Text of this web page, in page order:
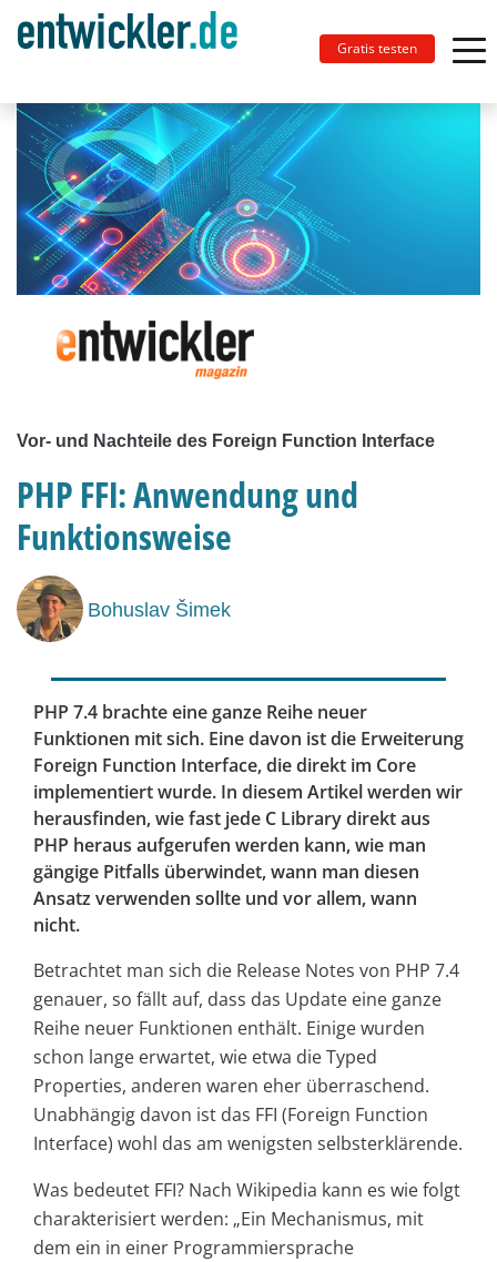
Gratis testen
Vor- und Nachteile des Foreign Function Interface
PHP FFI: Anwendung und
Funktionsweise
Bohuslav Šimek
PHP 7.4 brachte eine ganze Reihe neuer
Funktionen mit sich. Eine davon ist die Erweiterung
Foreign Function Interface, die direkt im Core
implementiert wurde. In diesem Artikel werden wir
herausfinden, wie fast jede C Library direkt aus
PHP heraus aufgerufen werden kann, wie man
gängige Pitfalls überwindet, wann man diesen
Ansatz verwenden sollte und vor allem, wann
nicht.
Betrachtet man sich die Release Notes von PHP 7.4
genauer, so fällt auf, dass das Update eine ganze
Reihe neuer Funktionen enthält. Einige wurden
schon lange erwartet, wie etwa die Typed
Properties, anderen waren eher überraschend.
Unabhängig davon ist das FFI (Foreign Function
Interface) wohl das am wenigsten selbsterklärende.
Was bedeutet FFI? Nach Wikipedia kann es wie folgt
charakterisiert werden: „Ein Mechanismus, mit
dem ein in einer Programmiersprache